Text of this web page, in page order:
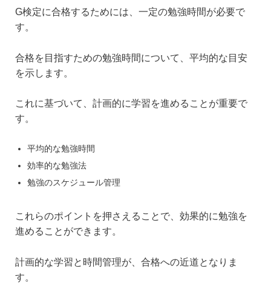
G検定に合格するためには、一定の勉強時間が必要で
す。
合格を目指すための勉強時間について、平均的な目安
を示します。
これに基づいて、計画的に学習を進めることが重要で
す。
平均的な勉強時間
効率的な勉強法
勉強のスケジュール管理
これらのポイントを押さえることで、効果的に勉強を
進めることができます。
計画的な学習と時間管理が、合格への近道となりま
す。